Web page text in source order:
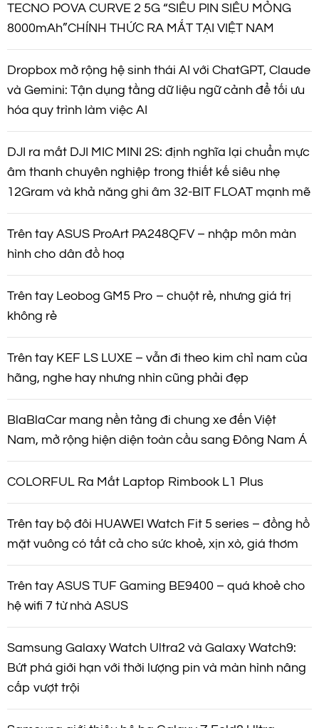
TECNO POVA CURVE 2 5G “SIÊU PIN SIÊU MỎNG
8000mAh”CHÍNH THỨC RA MẮT TẠI VIỆT NAM
Dropbox mở rộng hệ sinh thái AI với ChatGPT, Claude
và Gemini: Tận dụng tầng dữ liệu ngữ cảnh để tối ưu
hóa quy trình làm việc AI
DJI ra mắt DJI MIC MINI 2S: định nghĩa lại chuẩn mực
âm thanh chuyên nghiệp trong thiết kế siêu nhẹ
12Gram và khả năng ghi âm 32-BIT FLOAT mạnh mẽ
Trên tay ASUS ProArt PA248QFV – nhập môn màn
hình cho dân đồ hoạ
Trên tay Leobog GM5 Pro – chuột rẻ, nhưng giá trị
không rẻ
Trên tay KEF LS LUXE – vẫn đi theo kim chỉ nam của
hãng, nghe hay nhưng nhìn cũng phải đẹp
BlaBlaCar mang nền tảng đi chung xe đến Việt
Nam, mở rộng hiện diện toàn cầu sang Đông Nam Á
COLORFUL Ra Mắt Laptop Rimbook L1 Plus
Trên tay bộ đôi HUAWEI Watch Fit 5 series – đồng hồ
mặt vuông có tất cả cho sức khoẻ, xịn xò, giá thơm
Trên tay ASUS TUF Gaming BE9400 – quá khoẻ cho
hệ wifi 7 từ nhà ASUS
Samsung Galaxy Watch Ultra2 và Galaxy Watch9:
Bứt phá giới hạn với thời lượng pin và màn hình nâng
cấp vượt trội